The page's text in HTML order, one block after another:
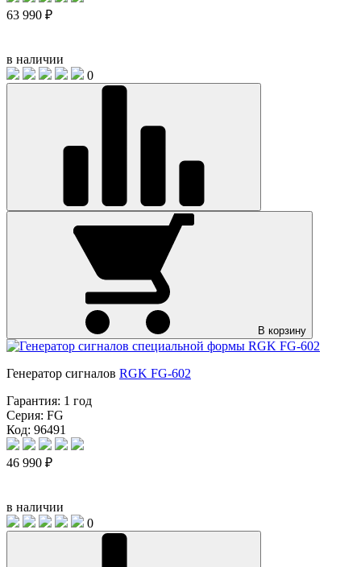
63 990 ₽
в наличии
0
В корзину
Генератор сигналов RGK FG-602
Гарантия: 1 год
Серия: FG
Код: 96491
46 990 ₽
в наличии
0